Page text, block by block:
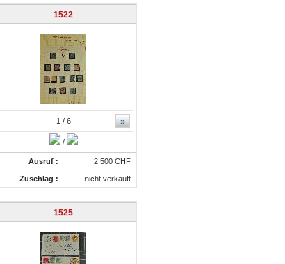
1522
»
1 / 6
/
Ausruf : 2.500 CHF
Zuschlag : nicht verkauft
1525